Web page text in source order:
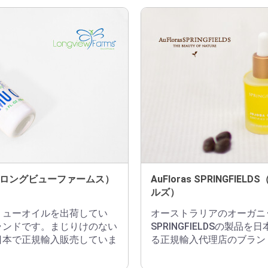
ングビューファームス）
ーオイルを出荷してい
ドです。まじりけのない
で正規輸入販売していま
AuFloras SPRINGFIELDS
ルズ）
オーストラリアのオーガ
SPRINGFIELDSの製品を
る正規輸入代理店のブラ